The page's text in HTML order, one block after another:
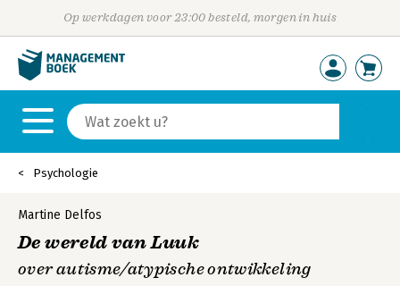
Op werkdagen voor 23:00 besteld, morgen in huis
Psychologie
Martine Delfos
De wereld van Luuk
over autisme/atypische ontwikkeling